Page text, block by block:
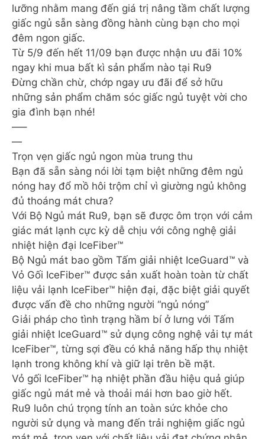
lưỡng nhằm mang đến giá trị nâng tầm chất lượng
giấc ngủ sẵn sàng đồng hành cùng bạn cho mọi
đêm ngon giấc.
Từ 5/9 đến hết 11/09 bạn được nhận ưu đãi 10%
ngay khi mua bất kì sản phẩm nào tại Ru9
Đừng chần chừ, chớp ngay ưu đãi để sở hữu
những sản phẩm chăm sóc giấc ngủ tuyệt vời cho
gia đình bạn nhé!
—–
—
Trọn vẹn giấc ngủ ngon mùa trung thu
Bạn đã sẵn sàng nói lời tạm biệt những đêm ngủ
nóng hay đổ mồ hôi trộm chỉ vì giường ngủ không
đủ thoáng mát chưa?
Với Bộ Ngủ mát Ru9, bạn sẽ được ôm trọn với cảm
giác mát lạnh cực kỳ dễ chịu với công nghệ giải
nhiệt hiện đại IceFiber™
Bộ Ngủ mát bao gồm Tấm giải nhiệt IceGuard™ và
Vỏ Gối IceFiber™ được sản xuất hoàn toàn từ chất
liệu vải lạnh IceFiber™ hiện đại, đặc biệt giải quyết
được vấn đề cho những người “ngủ nóng”
Giải pháp cho tình trạng hầm bí ở lưng với Tấm
giải nhiệt IceGuard™ sử dụng công nghệ vải tự mát
IceFiber™, từng sợi đều có khả năng hấp thụ nhiệt
lạnh trong không khí và giữ lại trên bề mặt.
Vỏ gối IceFiber™ hạ nhiệt phần đầu hiệu quả giúp
giấc ngủ mát mẻ và thoải mái hơn bao giờ hết.
Ru9 luôn chú trọng tính an toàn sức khỏe cho
người sử dụng và mang đến trải nghiệm giấc ngủ